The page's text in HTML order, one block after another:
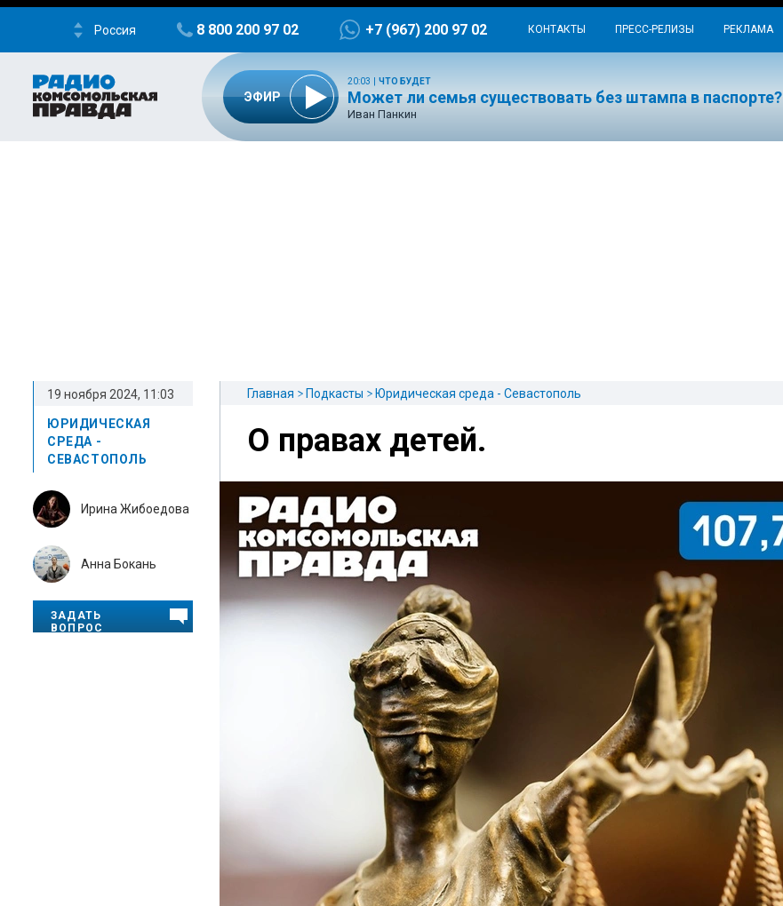
Россия 8 800 200 97 02 +7 (967) 200 97 02 КОНТАКТЫ ПРЕСС-РЕЛИЗЫ РЕКЛАМА
ЭФИР
20:03 ЧТО БУДЕТ
Может ли семья существовать без штампа в паспорте?
Иван Панкин
Главная Подкасты Юридическая среда - Севастополь
О правах детей.
19 ноября 2024, 11:03
ЮРИДИЧЕСКАЯ
СРЕДА -
СЕВАСТОПОЛЬ
Ирина Жибоедова
Анна Бокань
ЗАДАТЬ
ВОПРОС